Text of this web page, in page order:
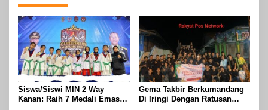
Siswa/Siswi MIN 2 Way
Kanan: Raih 7 Medali Emas
Gema Takbir Berkumandang
Di Iringi Dengan Ratusan